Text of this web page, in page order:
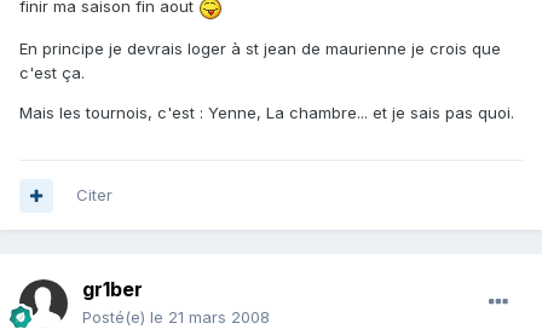
finir ma saison fin aout
En principe je devrais loger à st jean de maurienne je crois que
c'est ça.
Mais les tournois, c'est : Yenne, La chambre... et je sais pas quoi.
Citer
gr1ber
Posté(e) le 21 mars 2008